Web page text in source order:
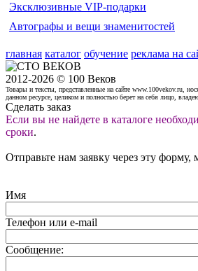
Эксклюзивные VIP-подарки
Автографы и вещи знаменитостей
главная каталог обучение реклама на
2012-2026 © 100 Веков
Товары и тексты, представленные на сайте www.100vekov.ru,
данном ресурсе, целиком и полностью берет на себя лицо,
Сделать заказ
Если вы не найдете в каталоге
сроки.
Отправьте нам заявку через эту
Имя
Телефон или e-mail
Сообщение: